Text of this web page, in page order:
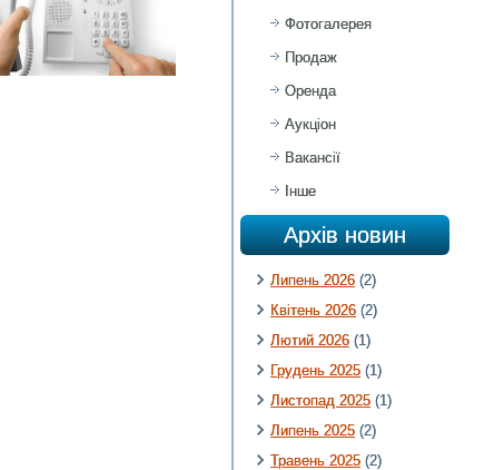
Фотогалерея
Продаж
Оренда
Аукціон
Вакансії
Інше
Архів новин
Липень 2026 (2)
Квітень 2026 (2)
Лютий 2026 (1)
Грудень 2025 (1)
Листопад 2025 (1)
Липень 2025 (2)
Травень 2025 (2)